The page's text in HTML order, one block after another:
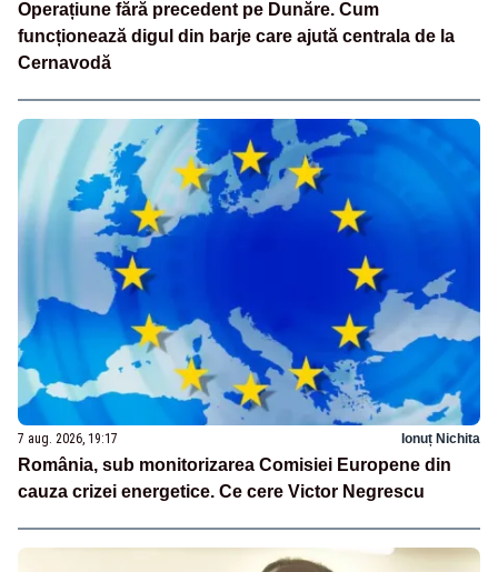
Operațiune fără precedent pe Dunăre. Cum
funcționează digul din barje care ajută centrala de la
Cernavodă
7 aug. 2026, 19:17 Ionuț Nichita
România, sub monitorizarea Comisiei Europene din
cauza crizei energetice. Ce cere Victor Negrescu